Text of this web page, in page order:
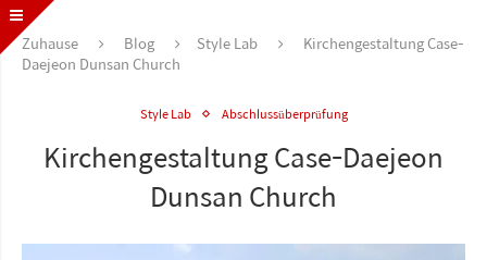
Zuhause Blog Style Lab
Kirchengestaltung Case-
Daejeon Dunsan Church
Style Lab Abschlussüberprüfung
Kirchengestaltung Case-Daejeon
Dunsan Church